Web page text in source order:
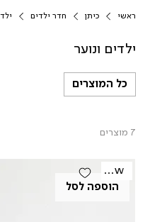
ראשי כיתן חדר ילדים
ילדים ונוער
כל המוצרים
7 מוצרים
הוספה לסל
New